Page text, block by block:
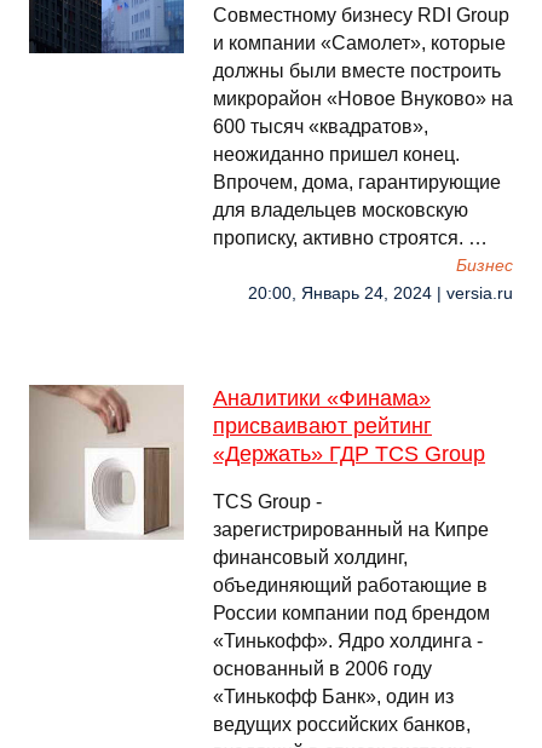
Совместному бизнесу RDI Group
и компании «Самолет», которые
должны были вместе построить
микрорайон «Новое Внуково» на
600 тысяч «квадратов»,
неожиданно пришел конец.
Впрочем, дома, гарантирующие
для владельцев московскую
прописку, активно строятся. …
Бизнес
20:00, Январь 24, 2024 | versia.ru
Аналитики «Финама»
присваивают рейтинг
«Держать» ГДР TCS Group
TCS Group -
зарегистрированный на Кипре
финансовый холдинг,
объединяющий работающие в
России компании под брендом
«Тинькофф». Ядро холдинга -
основанный в 2006 году
«Тинькофф Банк», один из
ведущих российских банков,